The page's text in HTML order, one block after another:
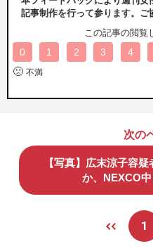
記事制作を行って参ります。ご
この記事の閲覧
0 1 2 3 4
🙁 不満
次の
【写真】広末涼子容
か、NEXCO
1